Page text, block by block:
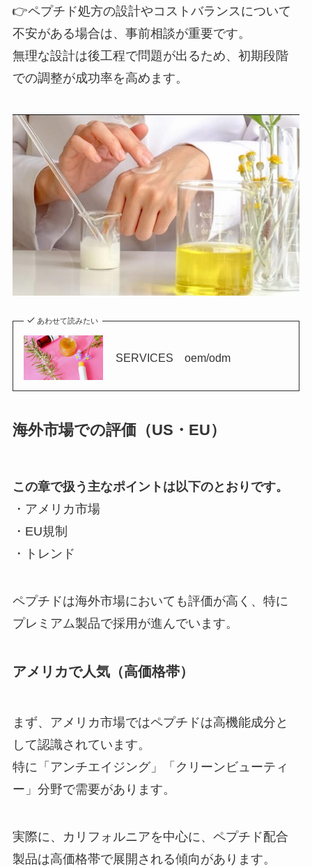
👉ペプチド処方の設計やコストバランスについて
不安がある場合は、事前相談が重要です。
無理な設計は後工程で問題が出るため、初期段階
での調整が成功率を高めます。
あわせて読みたい
SERVICES oem/odm
海外市場での評価（US・EU）
この章で扱う主なポイントは以下のとおりです。
・アメリカ市場
・EU規制
・トレンド
ペプチドは海外市場においても評価が高く、特に
プレミアム製品で採用が進んでいます。
アメリカで人気（高価格帯）
まず、アメリカ市場ではペプチドは高機能成分と
して認識されています。
特に「アンチエイジング」「クリーンビューティ
ー」分野で需要があります。
実際に、カリフォルニアを中心に、ペプチド配合
製品は高価格帯で展開される傾向があります。